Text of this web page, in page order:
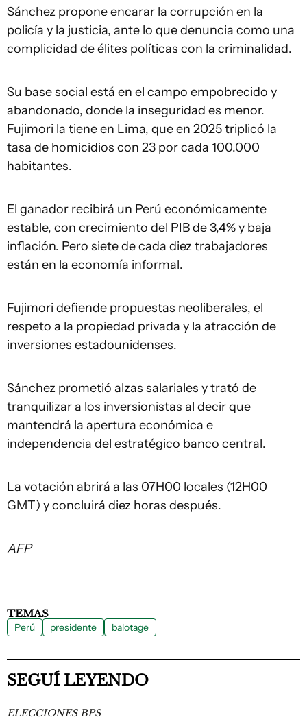
Sánchez propone encarar la corrupción en la
policía y la justicia, ante lo que denuncia como una
complicidad de élites políticas con la criminalidad.
Su base social está en el campo empobrecido y
abandonado, donde la inseguridad es menor.
Fujimori la tiene en Lima, que en 2025 triplicó la
tasa de homicidios con 23 por cada 100.000
habitantes.
El ganador recibirá un Perú económicamente
estable, con crecimiento del PIB de 3,4% y baja
inflación. Pero siete de cada diez trabajadores
están en la economía informal.
Fujimori defiende propuestas neoliberales, el
respeto a la propiedad privada y la atracción de
inversiones estadounidenses.
Sánchez prometió alzas salariales y trató de
tranquilizar a los inversionistas al decir que
mantendrá la apertura económica e
independencia del estratégico banco central.
La votación abrirá a las 07H00 locales (12H00
GMT) y concluirá diez horas después.
AFP
TEMAS
Perú presidente balotage
SEGUÍ LEYENDO
ELECCIONES BPS